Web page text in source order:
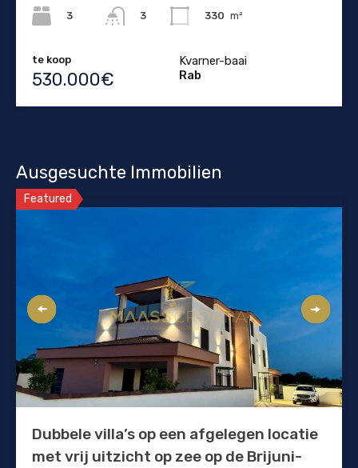
3 3 330 m²
te koop
530.000€
Kvarner-baai
Rab
Ausgesuchte Immobilien
Featured
Dubbele villa’s op een afgelegen locatie
met vrij uitzicht op zee op de Brijuni-